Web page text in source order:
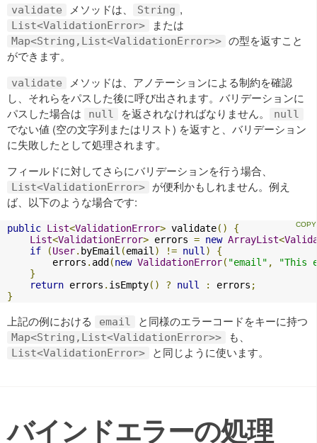
validate メソッドは、 String ,
List<ValidationError> または
Map<String,List<ValidationError>> の型を返すこと
ができます。
validate
メソッドは、アノテーションによる制約を確認
し、それらをパスした後に呼び出されます。バリデーションに
パスした場合は
null を返されなければなりません。 null
でない値 (空の文字列またはリスト) を返すと、バリデーション
に失敗したとして処理されます。
フィールドに対してさらにバリデーションを行う場合、
List<ValidationError>
が便利かもしれません。例え
ば、以下のような場合です:
public List<ValidationError> validate()
{
List<ValidationError> errors = new ArrayList<
if
(User. byEmail (email ) != null )
{
        errors
. add(new ValidationError( "email" ,
"This
}
return errors . isEmpty() ? null : errors ;
}
上記の例における email と同様のエラーコードをキーに持つ
Map<String,List<ValidationError>> も、
List<ValidationError> と同じように使います。
バインドエラーの処理